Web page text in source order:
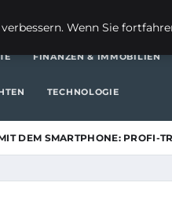
FINANZEN & IMMOBILIEN
TECHNOLOGIE
DEM SMARTPHONE: PROFI-
Wenn Sie